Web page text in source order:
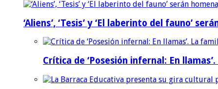
‘Aliens’, ‘Tesis’ y ‘El laberinto del fauno’
Crítica de ‘Posesión infernal: En